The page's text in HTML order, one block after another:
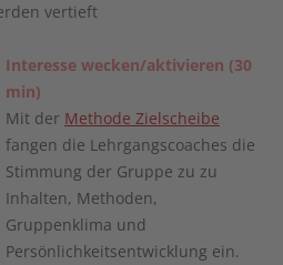
vertieft
Interesse wecken/aktivieren (30
min)
Mit der Methode Zielscheibe
fangen die Lehrgangscoaches die
Stimmung der Gruppe zu zu
Inhalten, Methoden,
Gruppenklima und
Persönlichkeitsentwicklung ein.